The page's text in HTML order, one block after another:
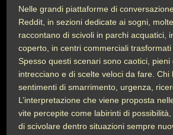
Nelle grandi piattaforme di
Reddit, in sezioni dedicate ai sogni,
raccontano di scivoli in parchi acquatici,
coperto, in centri commerciali trasformati
Spesso questi scenari sono caotici,
intrecciano e di scelte veloci da fare. Chi
sentimenti di smarrimento, urgenza,
L’interpretazione che viene proposta
vite percepite come labirinti di
di scivolare dentro situazioni sempre